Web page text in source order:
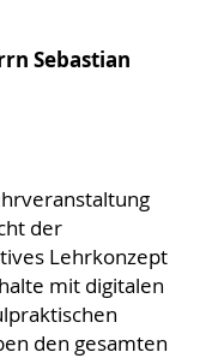
Sebastian
der
Lehrkonzept
mit digitalen
den gesamten